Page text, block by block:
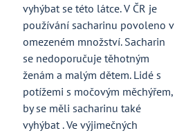
vyhýbat se této látce. V ČR je
používání sacharinu povoleno v
omezeném množství. Sacharin
se nedoporučuje těhotným
ženám a malým dětem. Lidé s
potížemi s močovým měchýřem,
by se měli sacharinu také
vyhýbat . Ve výjimečných